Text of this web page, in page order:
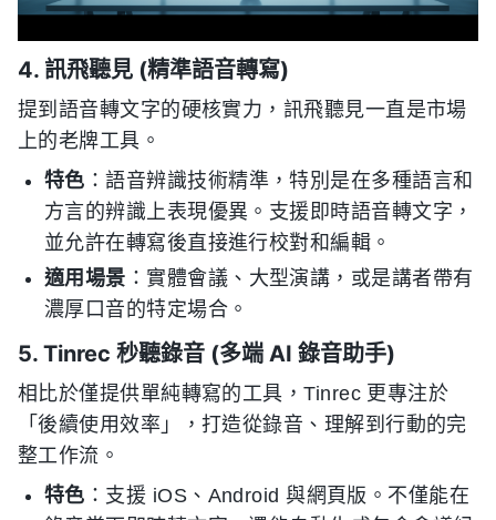
4. 訊飛聽見 (精準語音轉寫)
提到語音轉文字的硬核實力，訊飛聽見一直是市場
上的老牌工具。
特色 ：語音辨識技術精準，特別是在多種語言和
方言的辨識上表現優異。支援即時語音轉文字，
並允許在轉寫後直接進行校對和編輯。
適用場景 ：實體會議、大型演講，或是講者帶有
濃厚口音的特定場合。
5. Tinrec 秒聽錄音 (多端 AI 錄音助手)
相比於僅提供單純轉寫的工具，Tinrec 更專注於
「後續使用效率」，打造從錄音、理解到行動的完
整工作流。
特色 ：支援 iOS、Android 與網頁版。不僅能在